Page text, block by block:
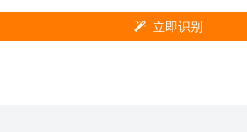
立即识别